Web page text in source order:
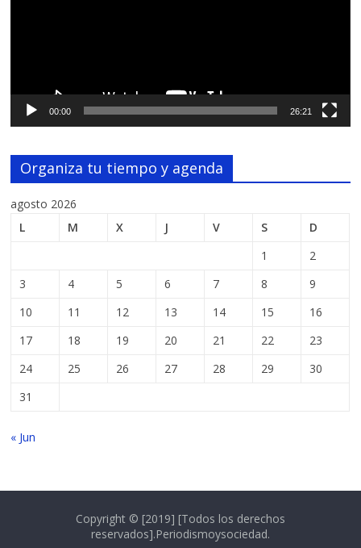
00:00 26:21
Organiza tu tiempo y agenda
agosto 2026
L
M X J V S
D
1
2
3
4 5 6 7 8
9
10
11 12 13 14 15
16
17
18 19 20 21 22
23
24
25 26 27 28 29
30
31
« Jun
Copyright © [2019] [Todos los derechos
reservados].Periodismoysociedad.